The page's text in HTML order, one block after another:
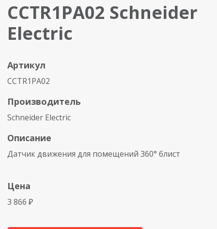
CCTR1PA02 Schneider
Electric
Артикул
CCTR1PA02
Производитель
Schneider Electric
Описание
Датчик движения для помещений 360° блист
Цена
3 866 ₽